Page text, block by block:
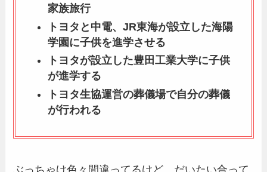
家族旅行
トヨタと中電、JR東海が設立した海陽
学園に子供を進学させる
トヨタが設立した豊田工業大学に子供
が進学する
トヨタ生協運営の葬儀場で自分の葬儀
が行われる
ぶっちゃけ色々間違ってるけど、だいたい合って